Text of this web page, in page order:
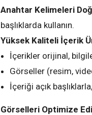
Anahtar Kelimeleri
başlıklarda kullanın.
Yüksek Kaliteli İçerik
İçerikler orijinal,
Görseller (resim,
İçeriği açık
Görselleri Optimize